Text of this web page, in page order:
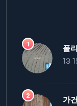
폴
13
가